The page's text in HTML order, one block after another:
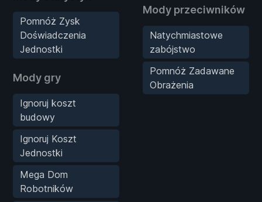
Pomnóż Zysk
Doświadczenia
Jednostki
Mody gry
Ignoruj koszt
budowy
Ignoruj Koszt
Jednostki
Mega Dom
Robotników
Mody przeciwników
Natychmiastowe
zabójstwo
Pomnóż Zadawane
Obrażenia